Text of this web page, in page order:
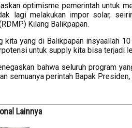
optimisme pemerintah untuk
lagi melakukan impor solar,
Kilang Balikpapan.
kita yang di Balikpapan insyaallah
untuk supply kita bisa terjadi
bahwa seluruh program
semuanya perintah Bapak
Lainnya